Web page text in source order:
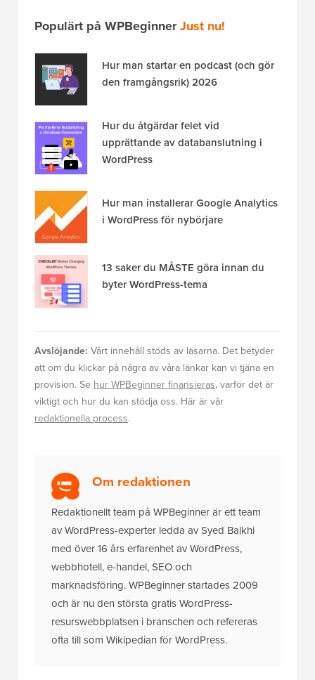
Populärt på WPBeginnerJust nu!
Hur man startar en podcast (och gör
den framgångsrik) 2026
Hur du åtgärdar felet vid
upprättande av databanslutning i
WordPress
Hur man installerar Google Analytics
i WordPress för nybörjare
13 saker du MÅSTE göra innan du
byter WordPress-tema
Avslöjande: Vårt innehåll stöds av läsarna. Det betyder
att om du klickar på några av våra länkar kan vi tjäna en
provision. Se hur WPBeginner finansieras, varför det är
viktigt och hur du kan stödja oss. Här är vår
redaktionella process.
Om redaktionen
Redaktionellt team på WPBeginner är ett team
av WordPress-experter ledda av Syed Balkhi
med över 16 års erfarenhet av WordPress,
webbhotell, e-handel, SEO och
marknadsföring. WPBeginner startades 2009
och är nu den största gratis WordPress-
resurswebbplatsen i branschen och refereras
ofta till som Wikipedian för WordPress.